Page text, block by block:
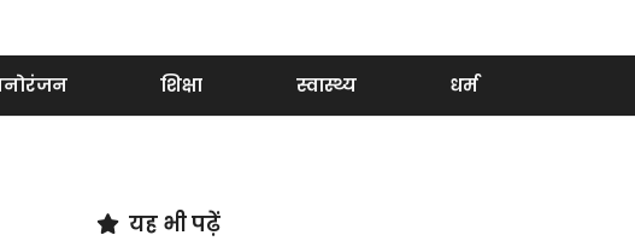
शिक्षा स्वास्थ्य धर्म
यह भी पढ़ें